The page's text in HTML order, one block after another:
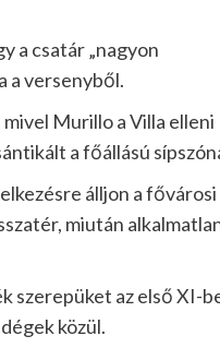
a csatár „nagyon
a versenyből.
Murillo a Villa elleni
a főállású
álljon a fővárosi
miután
szerepüket az első XI-
közül.